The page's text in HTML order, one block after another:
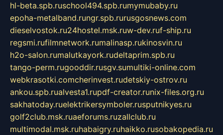
hl-beta.spb.ruschool494.spb.rumymubaby.ru
epoha-metalband.rungr.spb.rurusgosnews.com
dieselvostok.ru24hostel.msk.ruw-dev.ruf-ship.ru
regsmi.rufilmnetwork.rumalinasp.rukinosvin.ru
h2o-salon.rumalutkayork.rudeltaprim.spb.ru
tango-perm.rugooddir.rusgv.sumultiki-online.com
webkrasotki.comcherinvest.rudetskiy-ostrov.ru
ankou.spb.rualvesta1.rupdf-creator.runix-files.org.ru
sakhatoday.ruelektrikersymboler.rusputnikyes.ru
golf2club.msk.ruaeforums.ruzallclub.ru
multimodal.msk.ruhabaigry.ruhaikko.rusobakopedia.ru